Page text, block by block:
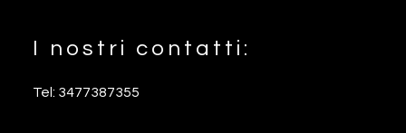
Footer
I nostri contatti:
Tel: 3477387355